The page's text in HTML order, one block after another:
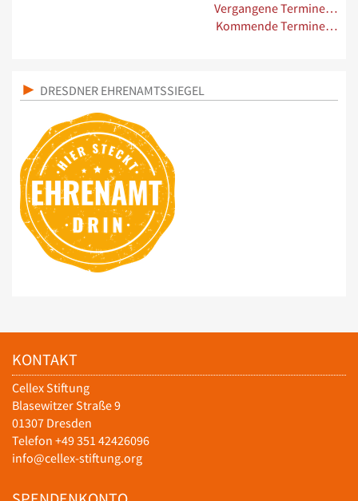
Vergangene Termine…
Kommende Termine…
DRESDNER EHRENAMTSSIEGEL
KONTAKT
Cellex Stiftung
Blasewitzer Straße 9
01307 Dresden
Telefon +49 351 42426096
info@cellex-stiftung.org